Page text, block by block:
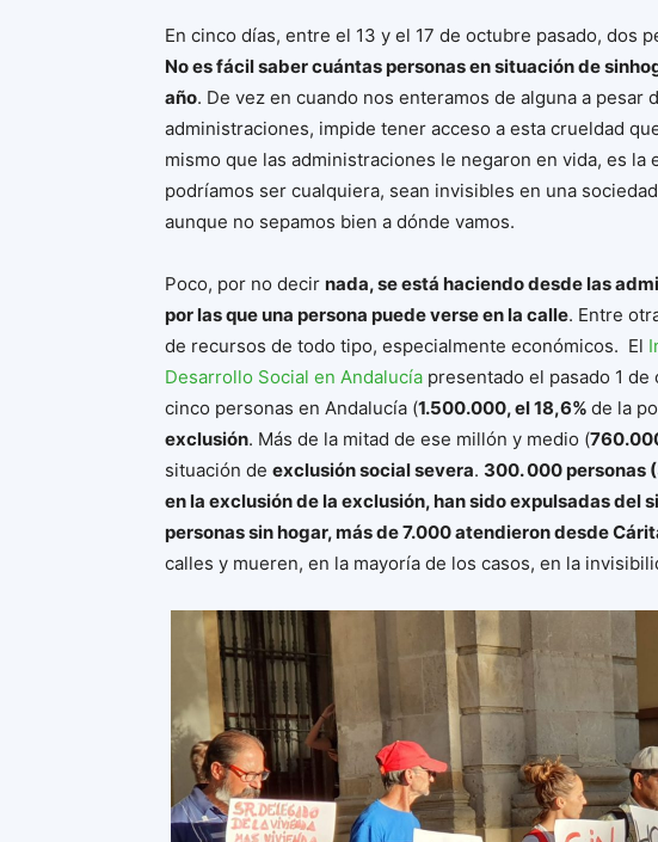
En cinco días, entre el 13 y el 17 de octubre pasado, dos
No es fácil saber cuántas personas en situación de
año. De vez en cuando nos enteramos de alguna a pesar
administraciones, impide tener acceso a esta crueldad
mismo que las administraciones le negaron en vida, es la
podríamos ser cualquiera, sean invisibles en una
aunque no sepamos bien a dónde vamos.
Poco, por no decir nada, se está haciendo desde las
por las que una persona puede verse en la calle. Entre
de recursos de todo tipo, especialmente económicos. El
Desarrollo Social en Andalucía presentado el pasado 1
cinco personas en Andalucía (1.500.000, el 18,6% de la
exclusión. Más de la mitad de ese millón y medio (
situación de exclusión social severa. 300. 000 personas
en la exclusión de la exclusión, han sido expulsadas del
personas sin hogar, más de 7.000 atendieron desde
calles y mueren, en la mayoría de los casos, en la